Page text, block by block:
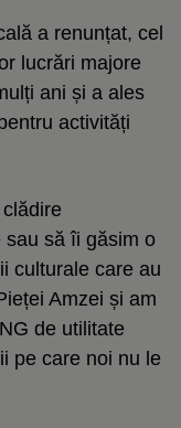
a renunțat, cel
lucrări majore
ani și a ales
activități
sau să îi găsim o
culturale care au
Amzei și am
de utilitate
pe care noi nu le